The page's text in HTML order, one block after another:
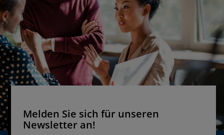
Melden Sie sich für unseren
Newsletter an!